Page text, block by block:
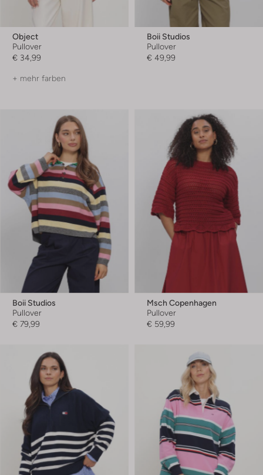
Object
Pullover
€ 34,99
+ mehr farben
Boii Studios
Pullover
€ 49,99
Boii Studios
Pullover
€ 79,99
Msch Copenhagen
Pullover
€ 59,99